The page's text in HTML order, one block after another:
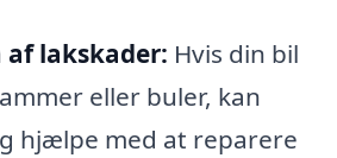
af lakskader: Hvis din bil
eller buler, kan
hjælpe med at reparere